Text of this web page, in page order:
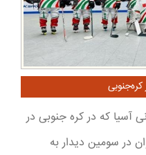
آسیا که در کره جنوبی در
در سومین دیدار به